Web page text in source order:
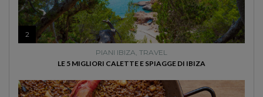
2
PIANI IBIZA, TRAVEL
LE 5 MIGLIORI CALETTE E SPIAGGE DI IBIZA